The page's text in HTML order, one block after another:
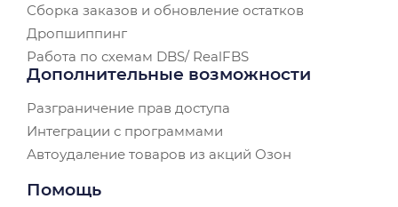
Сборка заказов и обновление остатков
Дропшиппинг
Работа по схемам DBS/ RealFBS
Дополнительные возможности
Разграничение прав доступа
Интеграции с программами
Автоудаление товаров из акций Озон
Помощь